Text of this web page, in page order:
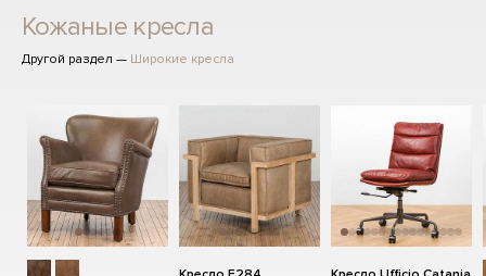
Кожаные кресла
Другой раздел — Широкие кресла